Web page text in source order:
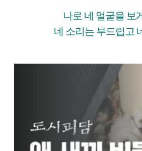
나로 네 얼굴을 보
네 소리는 부드럽고